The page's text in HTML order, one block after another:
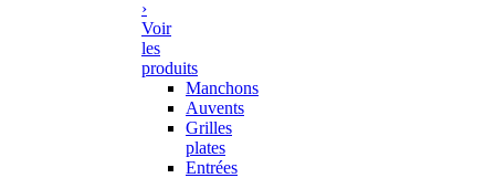
›
Voir
les
produits
Manchons
Auvents
Grilles
plates
Entrées